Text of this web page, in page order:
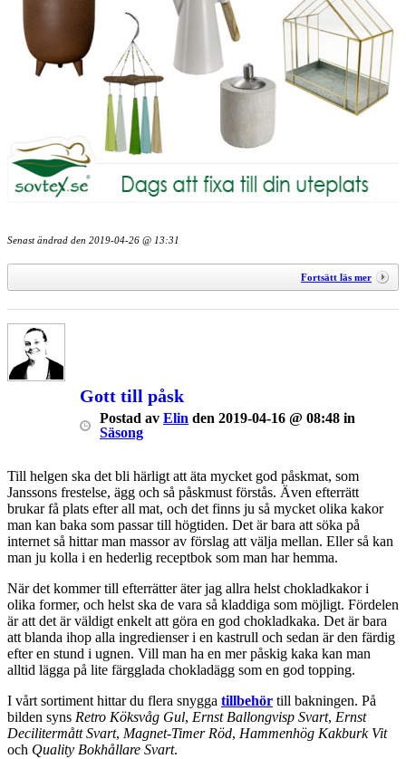
Senast ändrad den 2019-04-26 @ 13:31
Fortsätt läs mer
Gott till påsk
Postad av Elin den 2019-04-16 @ 08:48 in
Säsong
Till helgen ska det bli härligt att äta mycket god påskmat, som
Janssons frestelse, ägg och så påskmust förstås. Även efterrätt
brukar få plats efter all mat, och det finns ju så mycket olika kakor
man kan baka som passar till högtiden. Det är bara att söka på
internet så hittar man massor av förslag att välja mellan. Eller så kan
man ju kolla i en hederlig receptbok som man har hemma.
När det kommer till efterrätter äter jag allra helst chokladkakor i
olika former, och helst ska de vara så kladdiga som möjligt. Fördelen
är att det är väldigt enkelt att göra en god chokladkaka. Det är bara
att blanda ihop alla ingredienser i en kastrull och sedan är den färdig
efter en stund i ugnen. Vill man ha en mer påskig kaka kan man
alltid lägga på lite färgglada chokladägg som en god topping.
I vårt sortiment hittar du flera snygga tillbehör till bakningen. På
bilden syns Retro Köksvåg Gul, Ernst Ballongvisp Svart, Ernst
Decilitermått Svart, Magnet-Timer Röd, Hammenhög Kakburk Vit
och Quality Bokhållare Svart.